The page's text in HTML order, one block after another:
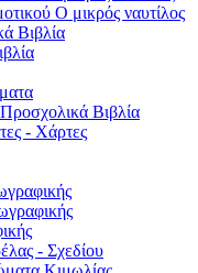
Ο μικρός ναυτίλος
Βιβλία
Βιβλία
- Χάρτες
- Σχεδίου